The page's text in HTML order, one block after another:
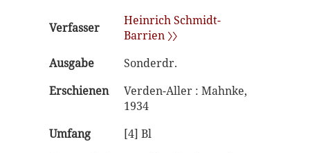
Verfasser
Heinrich Schmidt-
Barrien 〉〉
Ausgabe
Sonderdr.
Erschienen
Verden-Aller : Mahnke,
1934
Umfang
[4] Bl